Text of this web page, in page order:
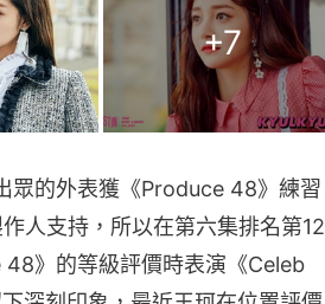
+7
眾的外表獲《Produce 48》練習
人支持，所以在第六集排名第12
》的等級評價時表演《Celeb